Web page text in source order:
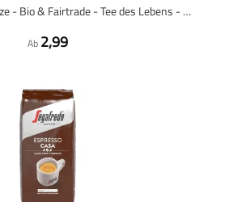
Marokkanische Minze - Bio & Fairtrade - Tee des Lebens - 25 Teebeutel
Ab 2,99